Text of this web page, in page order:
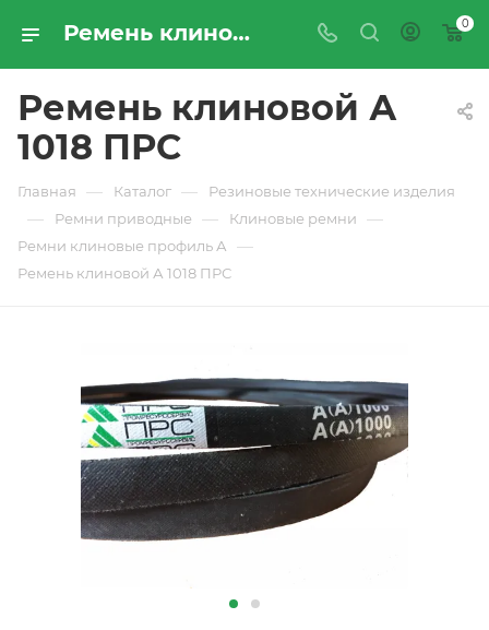
Ремень клиновой А 1018 ПРС - купить по цене производителя с доставкой по Москве и России | ПРОМРЕСУРССЕРВИС 0
Ремень клиновой А
1018 ПРС
Главная — Каталог — Резиновые технические изделия
— Ремни приводные — Клиновые ремни —
Ремни клиновые профиль А —
Ремень клиновой А 1018 ПРС